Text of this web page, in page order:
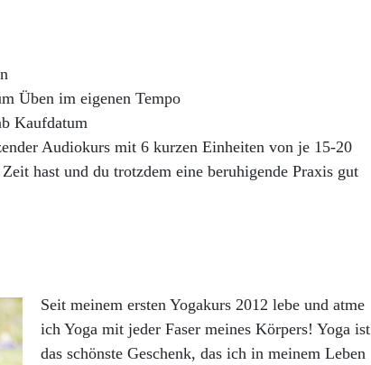
Üben im eigenen Tempo
Kaufdatum
Audiokurs mit 6 kurzen Einheiten von je 15-20
hast und du trotzdem eine beruhigende Praxis gut
Seit meinem ersten Yogakurs 2012 lebe und atme
ich Yoga mit jeder Faser meines Körpers! Yoga ist
das schönste Geschenk, das ich in meinem Leben